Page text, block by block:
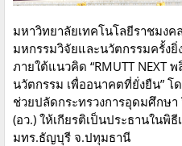
มหาวิทยาลัยเทคโนโลยีราชมง
มหกรรมวิจัยและนวัตกรรมครั้งยิ่
ภายใต้แนวคิด “RMUTT NEXT
นวัตกรรม เพื่ออนาคตที่ยั่งยืน”
ช่วยปลัดกระทรวงการอุดมศึกษ
(อว.) ให้เกียรติเป็นประธานใน
มทร.ธัญบุรี จ.ปทุมธานี